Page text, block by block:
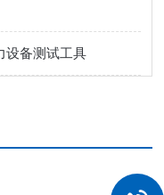
设备测试工具